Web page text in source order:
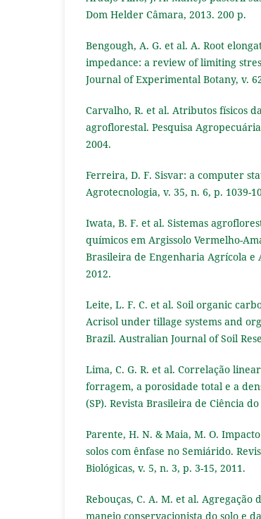
Dom Helder Câmara, 2013. 200 p.
Bengough, A. G. et al. A. Root
impedance: a review of limiting
Journal of Experimental Botany, v.
Carvalho, R. et al. Atributos físicos
agroflorestal. Pesquisa
2004.
Ferreira, D. F. Sisvar: a computer
Agrotecnologia, v. 35, n. 6, p. 1039-
Iwata, B. F. et al. Sistemas
químicos em Argissolo Vermelho-
Brasileira de Engenharia Agrícola e
2012.
Leite, L. F. C. et al. Soil organic
Acrisol under tillage systems and
Brazil. Australian Journal of Soil
Lima, C. G. R. et al. Correlação
forragem, a porosidade total e a
(SP). Revista Brasileira de Ciência
Parente, H. N. & Maia, M. O.
solos com ênfase no Semiárido.
Biológicas, v. 5, n. 3, p. 3-15, 2011.
Rebouças, C. A. M. et al. Agregação
manejo conservacionista do solo e